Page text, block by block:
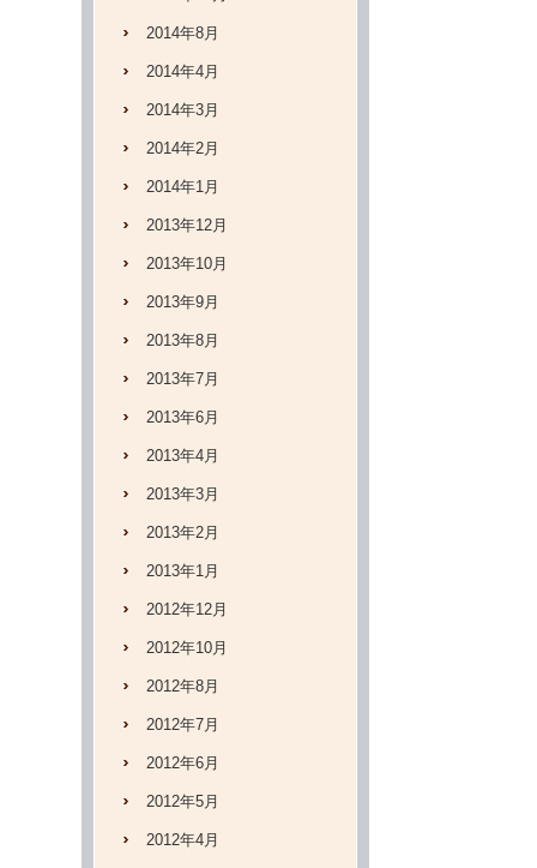
2014年8月
2014年4月
2014年3月
2014年2月
2014年1月
2013年12月
2013年10月
2013年9月
2013年8月
2013年7月
2013年6月
2013年4月
2013年3月
2013年2月
2013年1月
2012年12月
2012年10月
2012年8月
2012年7月
2012年6月
2012年5月
2012年4月